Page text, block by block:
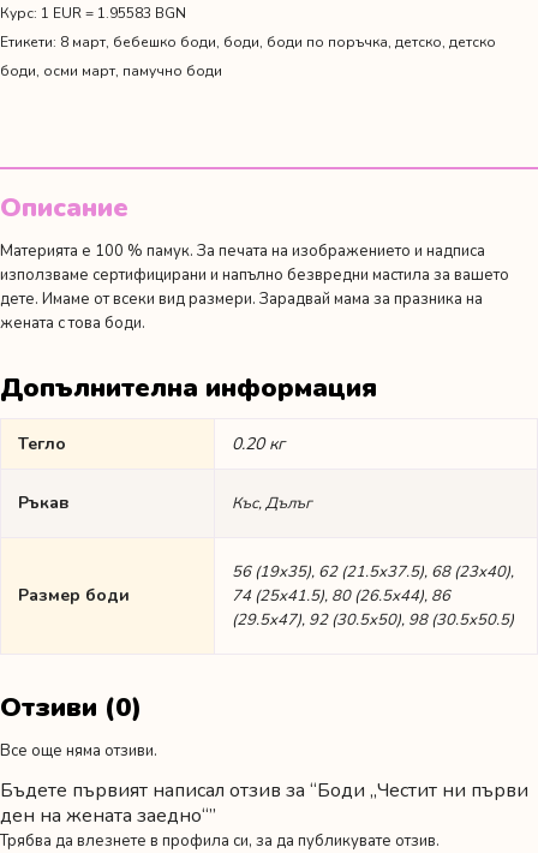
първи
ден
на
Курс: 1 EUR = 1.95583 BGN
Етикети: 8 март, бебешко боди, боди, боди по поръчка, детско, детско
боди, осми март, памучно боди
Описание
Материята е 100 % памук. За печата на изображението и надписа
използваме сертифицирани и напълно безвредни мастила за вашето
дете. Имаме от всеки вид размери. Зарадвай мама за празника на
жената с това боди.
Допълнителна информация
Тегло 0.20 кг
Ръкав Къс, Дълъг
Размер боди
56 (19х35), 62 (21.5х37.5), 68 (23х40),
74 (25х41.5), 80 (26.5х44), 86
(29.5х47), 92 (30.5х50), 98 (30.5х50.5)
Отзиви (0)
Все още няма отзиви.
Бъдете първият написал отзив за “Боди „Честит ни първи
ден на жената заедно“”
Трябва да влезнете в профила си, за да публикувате отзив.